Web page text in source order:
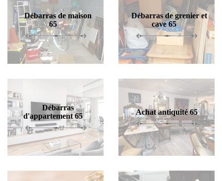
Débarras de maison
65
Débarras de grenier et
cave 65
Débarras
d'appartement 65
Achat antiquité 65